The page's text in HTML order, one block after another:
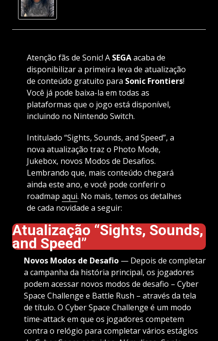
Atenção fãs de Sonic! A SEGAacaba de
disponibilizar a primeira leva de atualização
de conteúdo gratuito para Sonic Frontiers!
Você já pode baixa-la em todas as
plataformas que o jogo está disponível,
incluindo no Nintendo Switch.
Intitulado “Sights, Sounds, and Speed”, a
nova atualização traz o Photo Mode,
Jukebox, novos Modos de Desafios.
Lembrando que, mais conteúdo chegará
ainda este ano, e você pode conferir o
roadmap aqui. No mais, temos os detalhes
de cada novidade a seguir:
Atualização “Sights, Sounds,
and Speed”
Novos Modos de Desafio — Depois de completar
a campanha da história principal, os jogadores
podem acessar novos modos de desafio – Cyber
Space Challenge e Battle Rush – através da tela
de título. O Cyber Space Challenge é um modo
time-attack em que os jogadores competem
contra o relógio para completar vários estágios